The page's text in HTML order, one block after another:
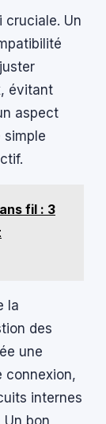
cruciale. Un
évitant
aspect
fil : 3
la
des
une
connexion,
internes
bon